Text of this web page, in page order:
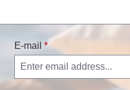
E-mail *